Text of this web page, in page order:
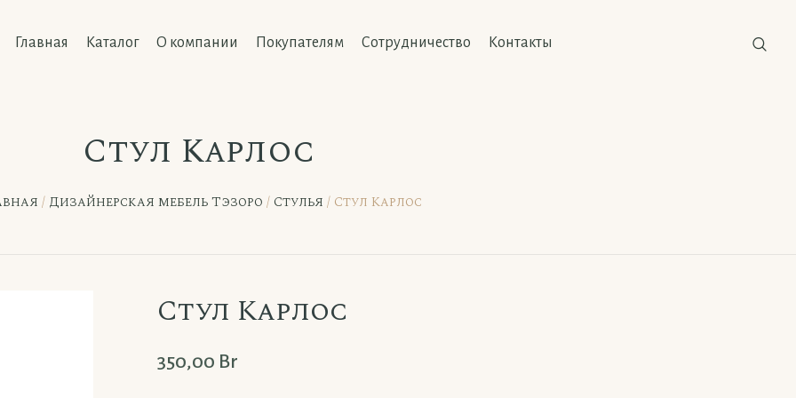
Главная Каталог О компании Покупателям Сотрудничество Контакты
Стул Карлос
/ Дизайнерская мебель Тэзоро / Стулья / Стул Карлос
Стул Карлос
350,00 Br